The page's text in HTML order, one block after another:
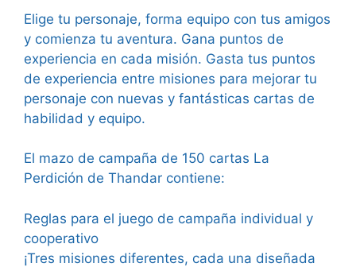
Elige tu personaje, forma equipo con tus amigos
y comienza tu aventura. Gana puntos de
experiencia en cada misión. Gasta tus puntos
de experiencia entre misiones para mejorar tu
personaje con nuevas y fantásticas cartas de
habilidad y equipo.
El mazo de campaña de 150 cartas La
Perdición de Thandar contiene:
Reglas para el juego de campaña individual y
cooperativo
¡Tres misiones diferentes, cada una diseñada